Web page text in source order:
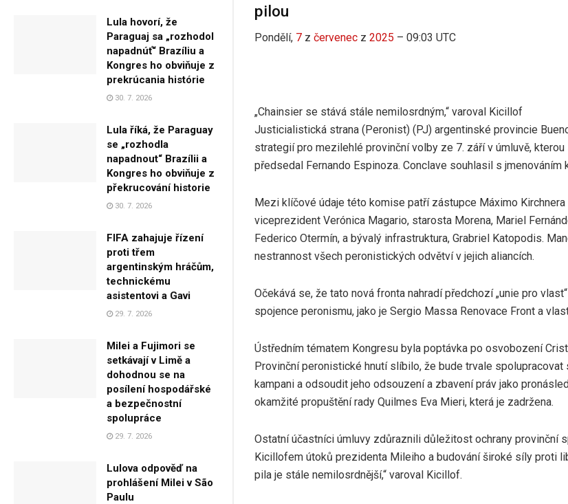
Lula hovorí, že
Paraguaj sa „rozhodol
napadnúť“ Brazíliu a
Kongres ho obviňuje z
prekrúcania histórie
30. 7. 2026
Lula říká, že Paraguay
se „rozhodla
napadnout“ Brazílii a
Kongres ho obviňuje z
překrucování historie
30. 7. 2026
FIFA zahajuje řízení
proti třem
argentinským hráčům,
technickému
asistentovi a Gavi
29. 7. 2026
Milei a Fujimori se
setkávají v Limě a
dohodnou se na
posílení hospodářské
a bezpečnostní
spolupráce
29. 7. 2026
Lulova odpověď na
prohlášení Milei v São
Paulu
pilou
Pondělí, 7 z červenec z 2025 – 09:03 UTC
„Chainsier se stává stále nemilosrdným,“ varoval Kicillof
Justicialistická strana (Peronist) (PJ) argentinské provincie
strategií pro mezilehlé provinční volby ze 7. září v úmluvě,
předsedal Fernando Espinoza. Conclave souhlasil s
Mezi klíčové údaje této komise patří zástupce Máximo
viceprezident Verónica Magario, starosta Morena, Mariel
Federico Otermín, a bývalý infrastruktura, Grabriel Katopodis.
nestrannost všech peronistických odvětví v jejich aliancích.
Očekává se, že tato nová fronta nahradí předchozí „unie pro
spojence peronismu, jako je Sergio Massa Renovace Front a
Ústředním tématem Kongresu byla poptávka po osvobození
Provinční peronistické hnutí slíbilo, že bude trvale
kampani a odsoudit jeho odsouzení a zbavení práv jako
okamžité propuštění rady Quilmes Eva Mieri, která je zadržena.
Ostatní účastníci úmluvy zdůraznili důležitost ochrany provinční
Kicillofem útoků prezidenta Mileiho a budování široké síly proti
pila je stále nemilosrdnější,“ varoval Kicillof.